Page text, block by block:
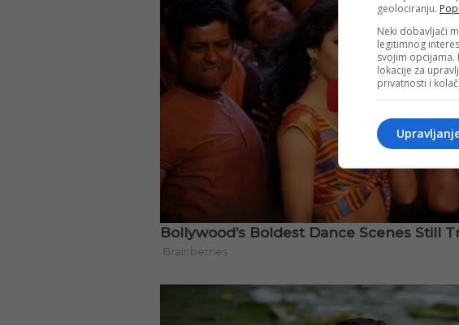
geolociranju.
Neki dobavljači
legitimnog
svojim opcijama.
lokacije za
privatnosti i